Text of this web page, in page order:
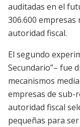
auditadas en el
306.600
autoridad fiscal.
El segundo
Secundario”– fue
mecanismos
empresas de sub-
autoridad fiscal
pequeñas para